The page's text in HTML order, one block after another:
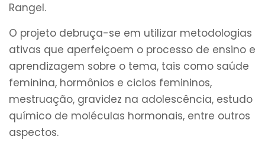
Rangel.
O projeto debruça-se em utilizar metodologias
ativas que aperfeiçoem o processo de ensino e
aprendizagem sobre o tema, tais como saúde
feminina, hormônios e ciclos femininos,
mestruação, gravidez na adolescência, estudo
químico de moléculas hormonais, entre outros
aspectos.